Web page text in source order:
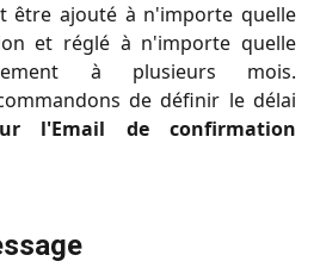
être ajouté à n'importe quelle
et réglé à n'importe quelle
à plusieurs mois.
de définir le délai
l'Email de confirmation